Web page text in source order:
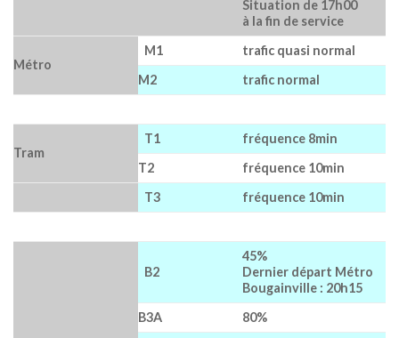
Situation de 17h00
à la fin de service
Métro
M1
trafic quasi normal
M2
trafic normal
Tram
T1
fréquence 8min
T2
fréquence 10min
T3
fréquence 10min
B2
45%
Dernier départ Métro
Bougainville : 20h15
B3A
80%